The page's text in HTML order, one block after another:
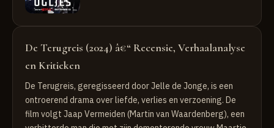
De Terugreis (2024) â€“ Recensie, Verhaalanalyse
en Kritieken
De Terugreis, geregisseerd door Jelle de Jonge, is een
ontroerend drama over liefde, verlies en verzoening. De
film volgt Jaap Vermeiden (Martin van Waardenberg), een